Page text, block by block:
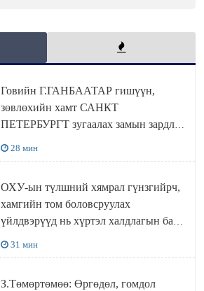
Говийн Г.ГАНБААТАР гишүүн,
зөвлөхийн хамт САНКТ
ПЕТЕРБУРГТ зугаалах замын зардлаа
28 мин
ОХУ-ын түлшний хямрал гүнзгийрч,
хамгийн том боловсруулах
үйлдвэрүүд нь хүртэл халдлагын бай
31 мин
З.Төмөртөмөө: Өргөдөл, гомдол